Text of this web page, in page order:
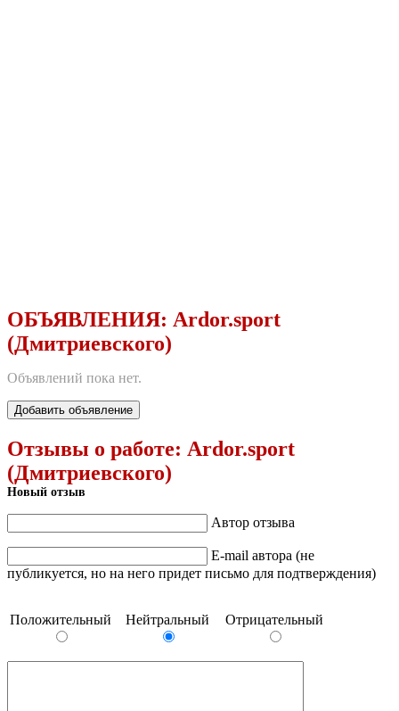
ОБЪЯВЛЕНИЯ: Ardor.sport
(Дмитриевского)
Объявлений пока нет.
Добавить объявление
Отзывы о работе: Ardor.sport
(Дмитриевского)
Новый отзыв
Автор отзыва
E-mail автора (не
публикуется, но на него придет письмо для подтверждения)
Положительный Нейтральный Отрицательный